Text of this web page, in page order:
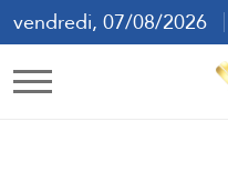
vendredi, 07/08/2026